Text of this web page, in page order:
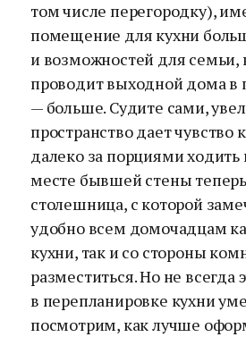
том числе перегородку),
помещение для кухни
и возможностей для семьи,
проводит выходной дома в
— больше. Судите сами,
пространство дает чувство
далеко за порциями ходить
месте бывшей стены
столешница, с которой
удобно всем домочадцам
кухни, так и со стороны
разместиться. Но не
в перепланировке кухни
посмотрим, как лучше